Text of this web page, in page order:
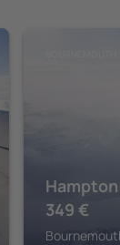
349 €